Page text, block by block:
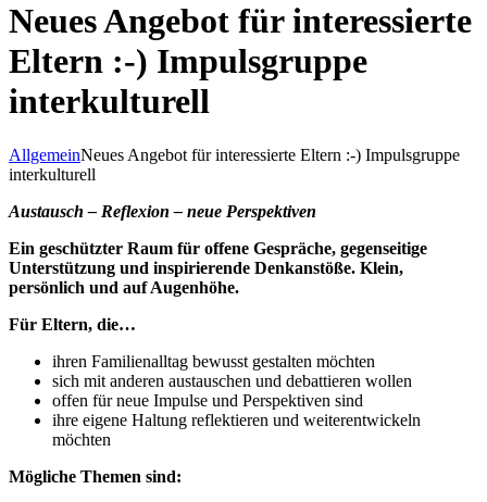
Neues Angebot für interessierte
Eltern :-) Impulsgruppe
interkulturell
AllgemeinNeues Angebot für interessierte Eltern :-) Impulsgruppe
interkulturell
Austausch – Reflexion – neue Perspektiven
Ein geschützter Raum für offene Gespräche, gegenseitige
Unterstützung und inspirierende Denkanstöße. Klein,
persönlich und auf Augenhöhe.
Für Eltern, die…
ihren Familienalltag bewusst gestalten möchten
sich mit anderen austauschen und debattieren wollen
offen für neue Impulse und Perspektiven sind
ihre eigene Haltung reflektieren und weiterentwickeln
möchten
Mögliche Themen sind: